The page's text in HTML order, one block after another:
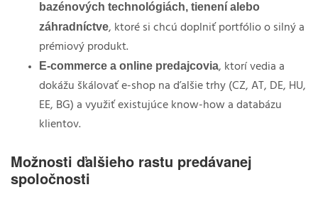
bazénových technológiách, tienení alebo
záhradníctve, ktoré si chcú doplniť portfólio o silný a
prémiový produkt.
E-commerce a online predajcovia, ktorí vedia a
dokážu škálovať e-shop na ďalšie trhy (CZ, AT, DE, HU,
EE, BG) a využiť existujúce know-how a databázu
klientov.
Možnosti ďalšieho rastu predávanej
spoločnosti